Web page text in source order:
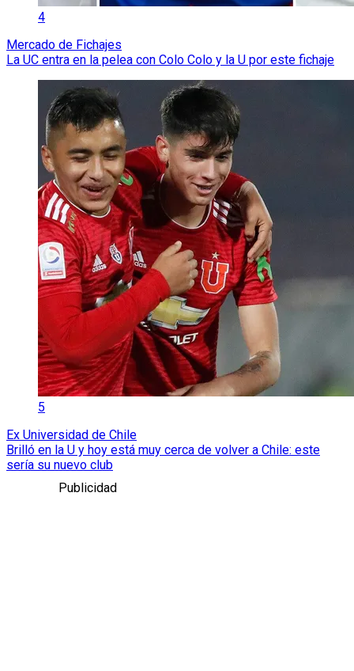
4
Mercado de Fichajes
La UC entra en la pelea con Colo Colo y la U por este fichaje
5
Ex Universidad de Chile
Brilló en la U y hoy está muy cerca de volver a Chile: este
sería su nuevo club
Publicidad